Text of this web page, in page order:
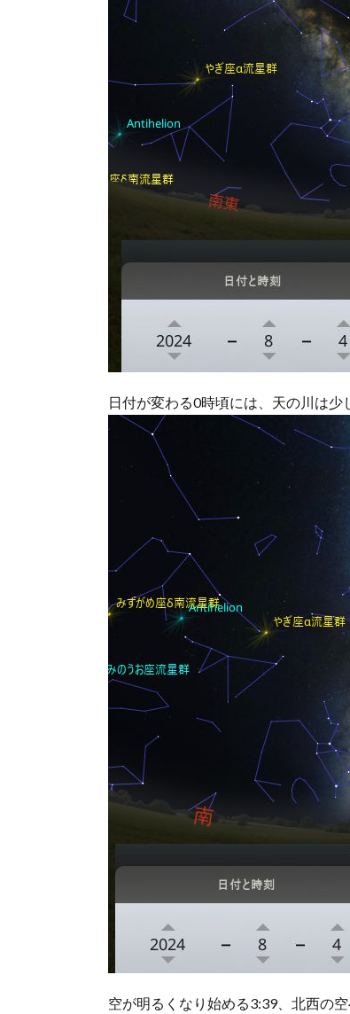
日付が変わる0時頃には、天の川は少
空が明るくなり始める3:39、北西の